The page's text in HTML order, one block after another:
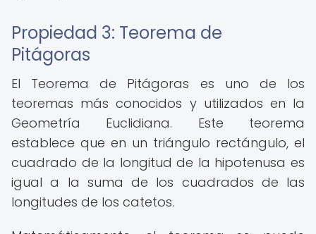
Propiedad 3: Teorema de
Pitágoras
El Teorema de Pitágoras es uno de los
teoremas más conocidos y utilizados en la
Geometría Euclidiana. Este teorema
establece que en un triángulo rectángulo, el
cuadrado de la longitud de la hipotenusa es
igual a la suma de los cuadrados de las
longitudes de los catetos.